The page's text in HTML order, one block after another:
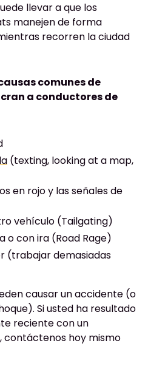
llevar a que los
manejen de forma
recorren la ciudad
comunes de
a conductores de
(texting, looking at a map,
en rojo y las señales de
vehículo (Tailgating)
o con ira (Road Rage)
(trabajar demasiadas
causar un accidente (o
Si usted ha resultado
reciente con un
contáctenos hoy mismo